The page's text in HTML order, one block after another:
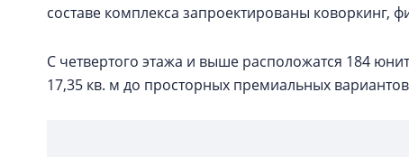
составе комплекса запроектированы коворкинг,
С четвертого этажа и выше расположатся 184
17,35 кв. м до просторных премиальных